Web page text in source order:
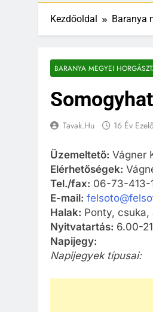
Kezdőoldal Baranya
BARANYA MEGYEI
Tavak.hu 16 Év
Üzemeltető: Vágner
Elérhetőségek:
Tel./fax: 06-73-413-
E-mail:
Halak: Ponty, csuka,
Nyitvatartás: 6.00-
Napijegy:
Napijegyek típusai: